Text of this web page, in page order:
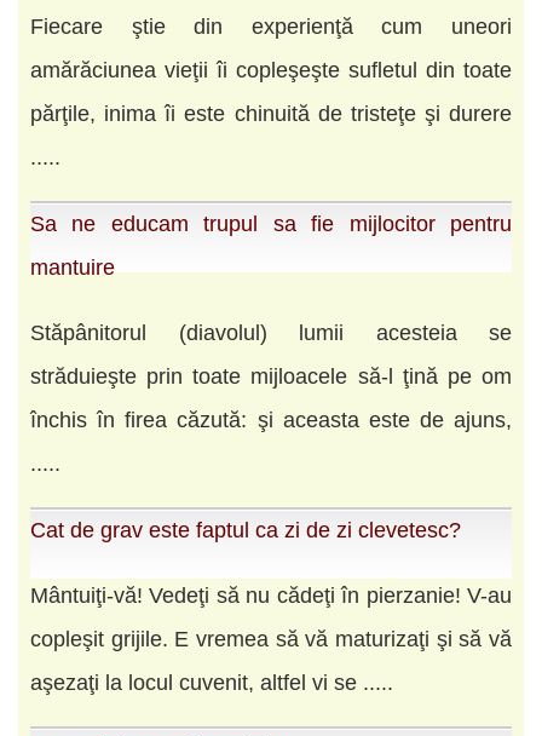
Fiecare ştie din experienţă cum uneori
amărăciunea vieţii îi copleşeşte sufletul din toate
părţile, inima îi este chinuită de tristeţe şi durere
.....
Sa ne educam trupul sa fie mijlocitor pentru
mantuire
Stăpânitorul (diavolul) lumii acesteia se
străduieşte prin toate mijloacele să-l ţină pe om
închis în firea căzută: şi aceasta este de ajuns,
.....
Cat de grav este faptul ca zi de zi clevetesc?
Mântuiţi-vă! Vedeţi să nu cădeţi în pierzanie! V-au
copleşit grijile. E vremea să vă maturizaţi şi să vă
aşezaţi la locul cuvenit, altfel vi se .....